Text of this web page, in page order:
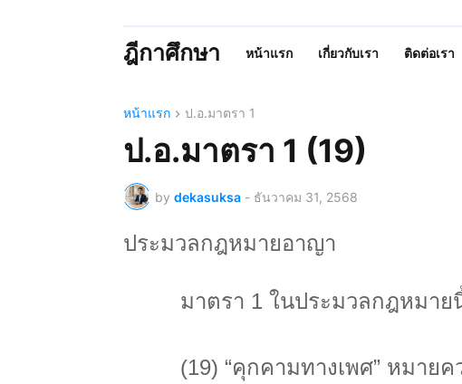
ฎีกาศึกษา หน้าแรก เกี่ยวกับเรา ติดต่อเรา
หน้าแรก ป.อ.มาตรา 1
ป.อ.มาตรา 1 (19)
by dekasuksa - ธันวาคม 31, 2568
ประมวลกฎหมายอาญา
มาตรา 1 ในประมวลกฎหมาย
(19) “คุกคามทางเพศ” หมาย